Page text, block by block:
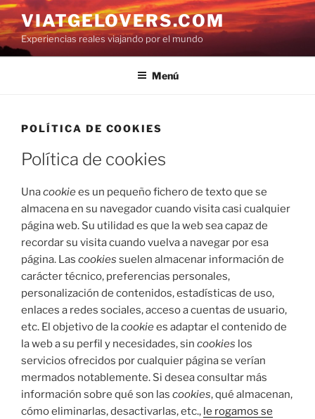
Saltar
al
contenido
VIATGELOVERS.COM
Experiencias reales viajando por el mundo
Menú
POLÍTICA DE COOKIES
Política de cookies
Unacookiees un pequeño fichero de texto que se
almacena en su navegador cuando visita casi cualquier
página web. Su utilidad es que la web sea capaz de
recordar su visita cuando vuelva a navegar por esa
página. Las cookies suelen almacenar información de
carácter técnico, preferencias personales,
personalización de contenidos, estadísticas de uso,
enlaces a redes sociales, acceso a cuentas de usuario,
etc. El objetivo de lacookiees adaptar el contenido de
la web a su perfil y necesidades, sin cookies los
servicios ofrecidos por cualquier página se verían
mermados notablemente. Si desea consultar más
información sobre qué son las cookies, qué almacenan,
cómo eliminarlas, desactivarlas, etc., le rogamos se